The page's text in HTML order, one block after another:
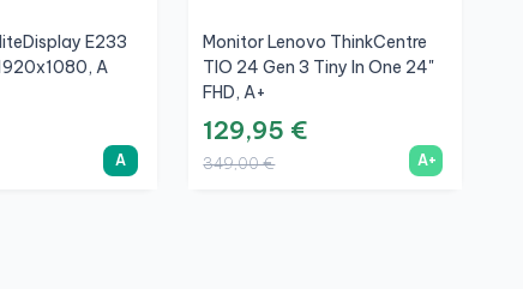
E233
A
A
Monitor Lenovo ThinkCentre
TIO 24 Gen 3 Tiny In One 24"
FHD, A+
129,95 €
349,00 € A+